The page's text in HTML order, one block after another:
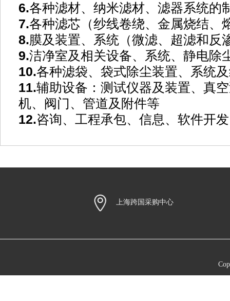
6.各种滤材、纳米滤材、滤器系统的
7.各种滤芯（纱线卷绕、金属烧结、
8.膜及装置、系统（微滤、超滤和反
9.洁净室及相关设备、系统、 静电除
10.各种滤袋、袋式除尘装置、系统
11.辅助设备：测试仪器及装置、真
机、阀门、管道及附件等
12.咨询、工程承包、信息、软件开
上海跨国采购中心